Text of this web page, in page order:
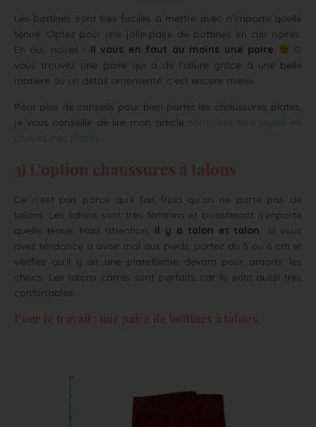
Les bottines sont très faciles à mettre avec n’importe quelle
tenue. Optez pour une jolie paire de bottines en cuir noires.
Eh oui, noires ! Il vous en faut au moins une paire
Si
vous trouvez une paire qui a de l’allure grâce à une belle
matière ou un détail ornementé, c’est encore mieux.
Pour plus de conseils pour bien porter les chaussures plates,
je vous conseille de lire mon article comment être stylée en
chaussures plates.
Ce n’est pas parce qu’il fait froid qu’on ne porte pas de
talons. Les talons sont très féminins et boosteront n’importe
quelle tenue. Mais attention, il y a talon et talon. Si vous
avez tendance à avoir mal aux pieds, portez du 5 ou 6 cm et
vérifiez qu’il y ait une plateforme devant pour amortir les
chocs. Les talons carrés sont parfaits car ils sont aussi très
confortables.